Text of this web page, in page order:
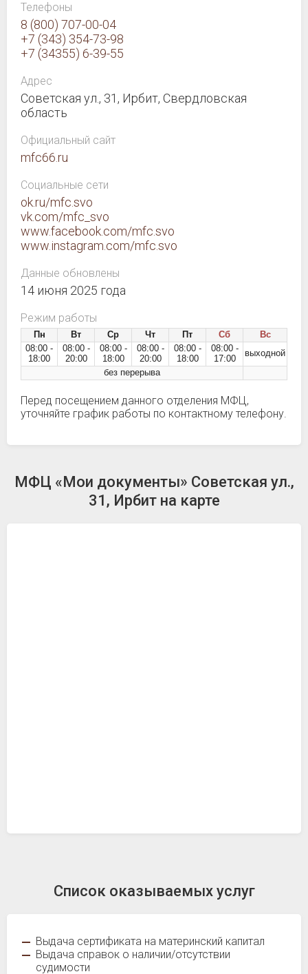
Телефоны
8 (800) 707-00-04
+7 (343) 354-73-98
+7 (34355) 6-39-55
Адрес
Советская ул., 31, Ирбит, Свердловская
область
Официальный сайт
mfc66.ru
Социальные сети
ok.ru/mfc.svo
vk.com/mfc_svo
www.facebook.com/mfc.svo
www.instagram.com/mfc.svo
Данные обновлены
14 июня 2025 года
Режим работы
Пн Вт Ср Чт Пт Сб
Вс
08:00 -
18:00
08:00 -
20:00
08:00 -
18:00
08:00 -
20:00
08:00 -
18:00
08:00 -
17:00
выходной
без перерыва
Перед посещением данного отделения МФЦ,
уточняйте график работы по контактному телефону.
МФЦ «Мои документы» Советская ул.,
31, Ирбит на карте
Список оказываемых услуг
Выдача сертификата на материнский капитал
Выдача справок о наличии/отсутствии
судимости